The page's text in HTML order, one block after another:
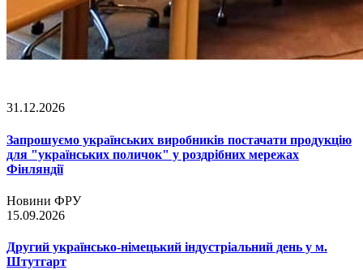
31.12.2026
Запрошуємо українських виробників постачати продукцію
для "українських поличок" у роздрібних мережах
Фінляндії
Новини ФРУ
15.09.2026
Другий українсько-німецький індустріальний день у м.
Штутгарт